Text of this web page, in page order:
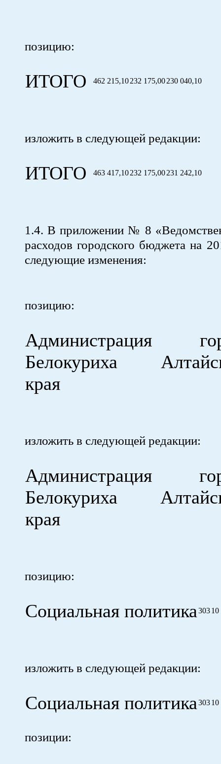
позицию:
ИТОГО 462 215,10232 175,00230 040,10
изложить в следующей редакции:
ИТОГО 463 417,10232 175,00231 242,10
1.4. В приложении № 8
расходов городского бюджета на
следующие изменения:
позицию:
Администрация
Белокуриха
края
изложить в следующей редакции:
Администрация
Белокуриха
края
позицию:
Социальная политика 30310
изложить в следующей редакции:
Социальная политика 30310
позиции: